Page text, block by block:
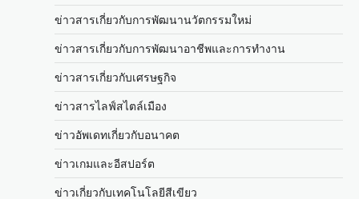
ข่าวสารเกี่ยวกับการพัฒนานวัตกรรมใหม่
ข่าวสารเกี่ยวกับการพัฒนาอาชีพและการทำงาน
ข่าวสารเกี่ยวกับเศรษฐกิจ
ข่าวสารไลฟ์สไตล์เมือง
ข่าวอัพเดทเกี่ยวกับอนาคต
ข่าวเกมและอีสปอร์ต
ข่าวเกี่ยวกับเทคโนโลยีสีเขียว